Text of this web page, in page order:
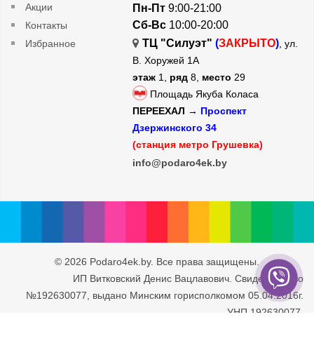
Акции
Контакты
Избранное
Пн-Пт 9:00-21:00
Сб-Вс 10:00-20:00
ТЦ "Силуэт" (ЗАКРЫТО), ул.
В. Хоружей 1А
этаж 1, ряд 8, место 29
Площадь Якуба Коласа
ПЕРЕЕХАЛ → Проспект
Дзержинского 34
(станция метро Грушевка)
info@podaro4ek.by
© 2026 Podaro4ek.by. Все права защищены.
ИП Витковский Денис Вацлавович. Свидетельство
№192630077, выдано Минским горисполкомом 05.04.2016г.
УНП 192630077.